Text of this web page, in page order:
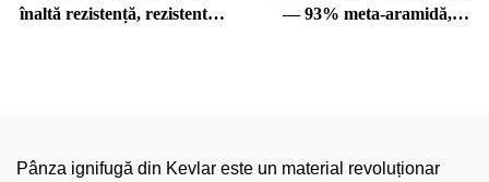
înaltă rezistență, rezistent la
— 93% meta-aramidă,
Pânza ignifugă din Kevlar este un material revoluționar